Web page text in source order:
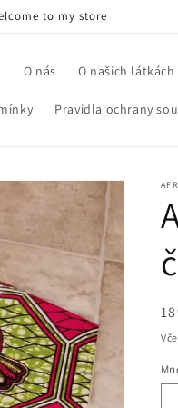
to my store
O nás O našich látkách
Pravidla ochrany